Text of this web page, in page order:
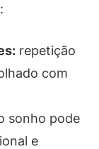
repetição
com
sonho pode
e